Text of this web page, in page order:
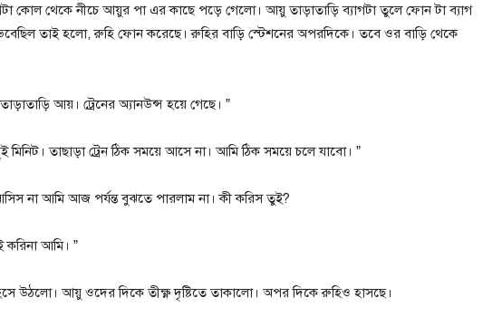
কোল থেকে নীচে আয়ুর পা এর কাছে পড়ে গেলো। আয়ু তাড়াতাড়ি ব্যাগটা তুলে ফোন টা ব্যাগ
তাই হলো, রুহি ফোন করেছে। রুহির বাড়ি স্টেশনের অপরদিকে। তবে ওর বাড়ি থেকে
আয়। ট্রেনের অ্যানউন্স হয়ে গেছে। ”
তাছাড়া ট্রেন ঠিক সময়ে আসে না। আমি ঠিক সময়ে চলে যাবো। ”
না আমি আজ পর্যন্ত বুঝতে পারলাম না। কী করিস তুই?
করিনা আমি। ”
উঠলো। আয়ু ওদের দিকে তীক্ষ্ণ দৃষ্টিতে তাকালো। অপর দিকে রুহিও হাসছে।